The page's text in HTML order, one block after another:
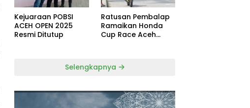
Kejuaraan POBSI
ACEH OPEN 2025
Resmi Ditutup
Ratusan Pembalap
Ramaikan Honda
Cup Race Aceh
Selengkapnya